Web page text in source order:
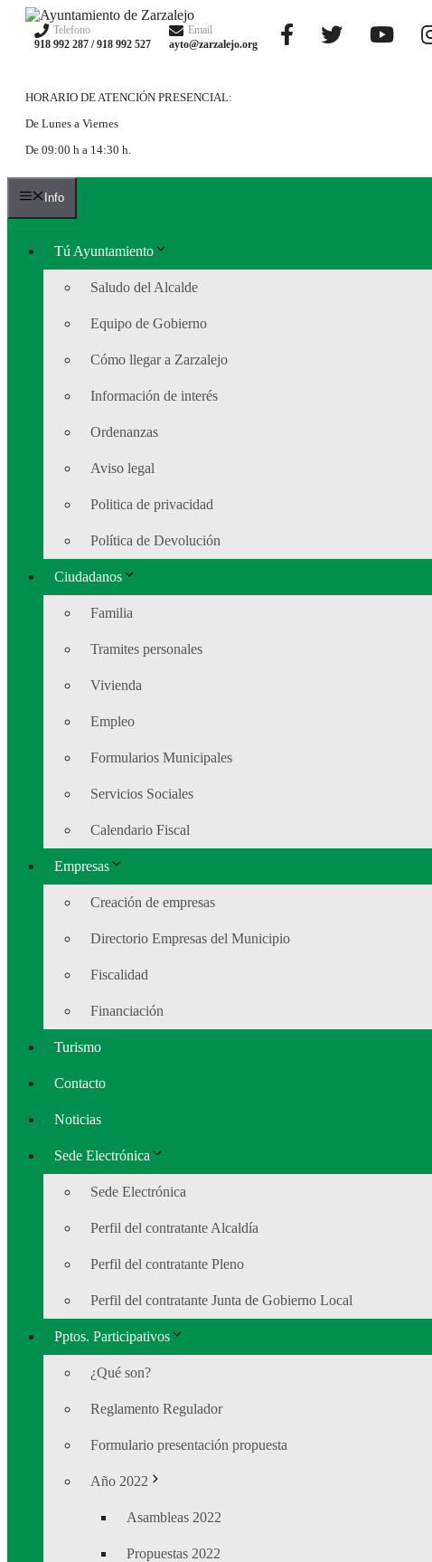
Saltar
contenido
Telefono
918 992 287 / 918 992 527
Email
ayto@zarzalejo.org
HORARIO DE ATENCIÓN PRESENCIAL:
De Lunes a Viernes
De 09:00 h a 14:30 h.
Info
Tú Ayuntamiento
Saludo del Alcalde
Equipo de Gobierno
Cómo llegar a Zarzalejo
Información de interés
Ordenanzas
Aviso legal
Politica de privacidad
Política de Devolución
Ciudadanos
Familia
Tramites personales
Vivienda
Empleo
Formularios Municipales
Servicios Sociales
Calendario Fiscal
Empresas
Creación de empresas
Directorio Empresas del Municipio
Fiscalidad
Financiación
Turismo
Contacto
Noticias
Sede Electrónica
Sede Electrónica
Perfil del contratante Alcaldía
Perfil del contratante Pleno
Perfil del contratante Junta de Gobierno Local
Pptos. Participativos
¿Qué son?
Reglamento Regulador
Formulario presentación propuesta
Año 2022
Asambleas 2022
Propuestas 2022